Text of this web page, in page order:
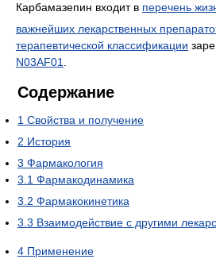
Карбамазепин входит в перечень
важнейших лекарственных
терапевтической классификации
N03AF01
Содержание
1 Свойства и получение
2 История
3 Фармакология
3.1 Фармакодинамика
3.2 Фармакокинетика
3.3 Взаимодействие с другими
4 Применение